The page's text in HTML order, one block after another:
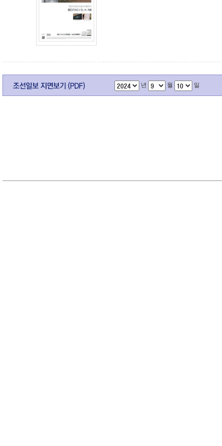
년 월 일